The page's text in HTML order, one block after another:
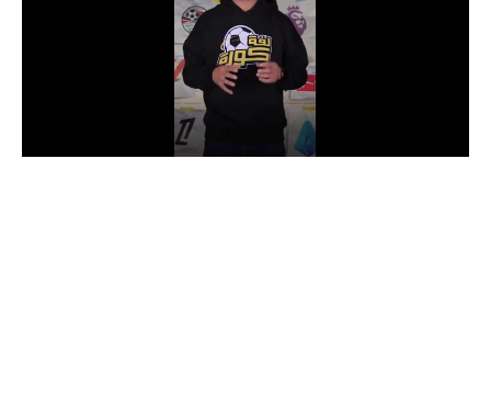
الدوري السعودي للمحترفين
دوري أبطال إفريقيا